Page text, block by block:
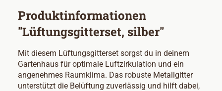
Produktinformationen
"Lüftungsgitterset, silber"
Mit diesem Lüftungsgitterset sorgst du in deinem
Gartenhaus für optimale Luftzirkulation und ein
angenehmes Raumklima. Das robuste Metallgitter
unterstützt die Belüftung zuverlässig und hilft dabei,